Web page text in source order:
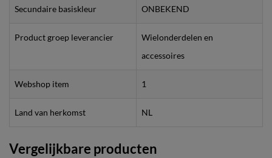
Secundaire basiskleur ONBEKEND
Product groep leverancier
Wielonderdelen en
accessoires
Webshop item 1
Land van herkomst NL
Vergelijkbare producten